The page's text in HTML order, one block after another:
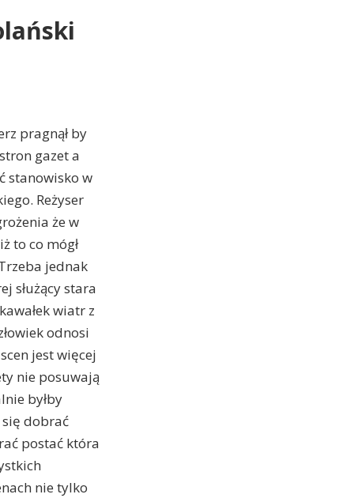
pragnął by
gazet a
stanowisko w
Reżyser
że w
to co mógł
jednak
służący stara
wiatr z
odnosi
jest więcej
nie posuwają
byłby
się dobrać
postać która
nie tylko